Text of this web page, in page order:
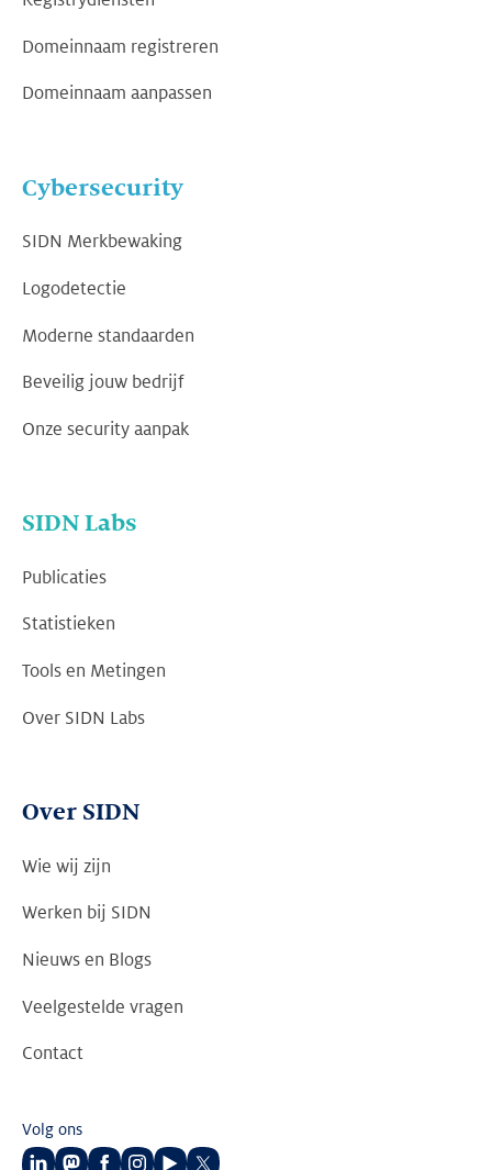
Domeinnaam registreren
Domeinnaam aanpassen
Cybersecurity
SIDN Merkbewaking
Logodetectie
Moderne standaarden
Beveilig jouw bedrijf
Onze security aanpak
SIDN Labs
Publicaties
Statistieken
Tools en Metingen
Over SIDN Labs
Over SIDN
Wie wij zijn
Werken bij SIDN
Nieuws en Blogs
Veelgestelde vragen
Contact
Volg ons